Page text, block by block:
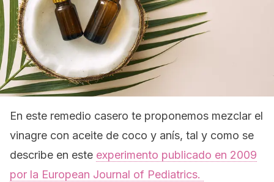
En este remedio casero te proponemos mezclar el
vinagre con aceite de coco y anís, tal y como se
describe en este experimento publicado en 2009
por la European Journal of Pediatrics.